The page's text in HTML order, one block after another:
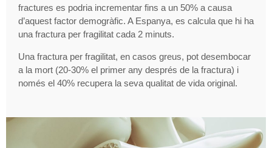
fractures es podria incrementar fins a un 50% a causa
d’aquest factor demogràfic. A Espanya, es calcula que hi ha
una fractura per fragilitat cada 2 minuts.
Una fractura per fragilitat, en casos greus, pot desembocar
a la mort (20-30% el primer any després de la fractura) i
només el 40% recupera la seva qualitat de vida original.